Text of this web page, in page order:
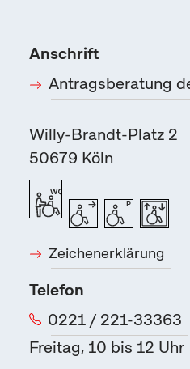
Anschrift
Antragsberatung
Willy-Brandt-Platz 2
50679 Köln
Zeichenerklärung
Telefon
0221 / 221-33363
Freitag, 10 bis 12 Uhr